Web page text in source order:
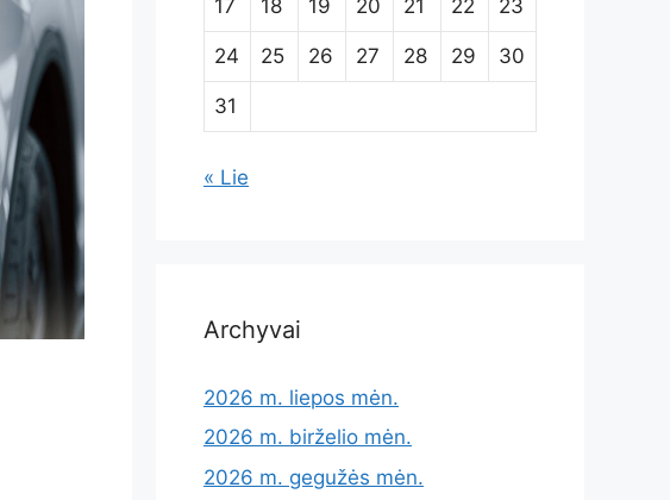
17 18 19 20 21 22 23
24 25 26 27 28 29 30
31
« Lie
Archyvai
2026 m. liepos mėn.
2026 m. birželio mėn.
2026 m. gegužės mėn.